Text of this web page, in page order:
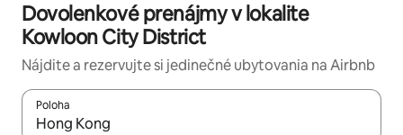
Dovolenkové prenájmy v lokalite
Kowloon City District
Nájdite a rezervujte si jedinečné ubytovania na Airbnb
Poloha
Keď budú výsledky k dispozícii, môžete si ich prechádzať